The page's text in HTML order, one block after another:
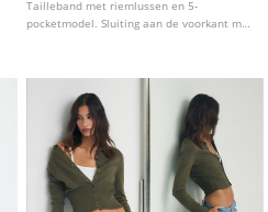
Tailleband met riemlussen en 5-
pocketmodel. Sluiting aan de voorkant met